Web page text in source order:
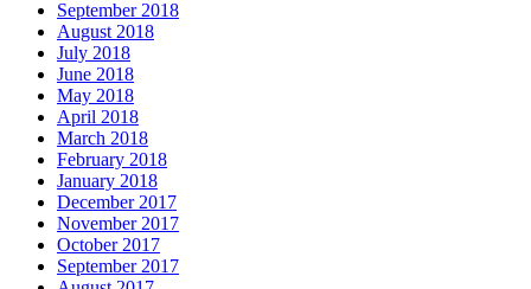
September 2018
August 2018
July 2018
June 2018
May 2018
April 2018
March 2018
February 2018
January 2018
December 2017
November 2017
October 2017
September 2017